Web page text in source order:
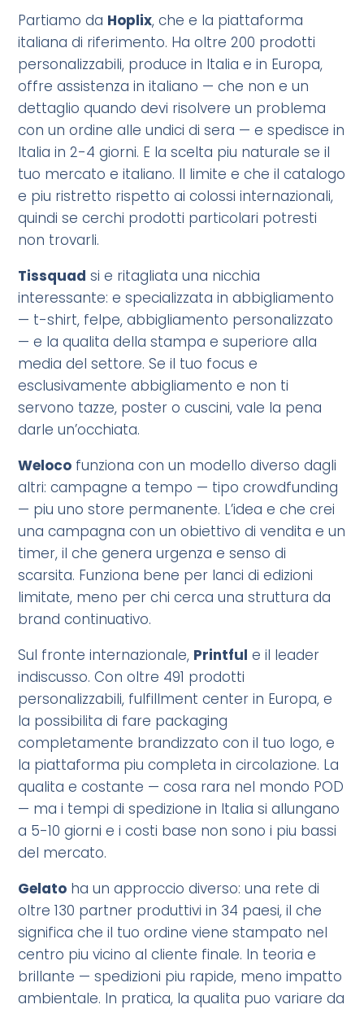
Partiamo da Hoplix, che e la piattaforma
italiana di riferimento. Ha oltre 200 prodotti
personalizzabili, produce in Italia e in Europa,
offre assistenza in italiano — che non e un
dettaglio quando devi risolvere un problema
con un ordine alle undici di sera — e spedisce in
Italia in 2-4 giorni. E la scelta piu naturale se il
tuo mercato e italiano. Il limite e che il catalogo
e piu ristretto rispetto ai colossi internazionali,
quindi se cerchi prodotti particolari potresti
non trovarli.
Tissquad si e ritagliata una nicchia
interessante: e specializzata in abbigliamento
— t-shirt, felpe, abbigliamento personalizzato
— e la qualita della stampa e superiore alla
media del settore. Se il tuo focus e
esclusivamente abbigliamento e non ti
servono tazze, poster o cuscini, vale la pena
darle un’occhiata.
Weloco funziona con un modello diverso dagli
altri: campagne a tempo — tipo crowdfunding
— piu uno store permanente. L’idea e che crei
una campagna con un obiettivo di vendita e un
timer, il che genera urgenza e senso di
scarsita. Funziona bene per lanci di edizioni
limitate, meno per chi cerca una struttura da
brand continuativo.
Sul fronte internazionale, Printful e il leader
indiscusso. Con oltre 491 prodotti
personalizzabili, fulfillment center in Europa, e
la possibilita di fare packaging
completamente brandizzato con il tuo logo, e
la piattaforma piu completa in circolazione. La
qualita e costante — cosa rara nel mondo POD
— ma i tempi di spedizione in Italia si allungano
a 5-10 giorni e i costi base non sono i piu bassi
del mercato.
Gelato ha un approccio diverso: una rete di
oltre 130 partner produttivi in 34 paesi, il che
significa che il tuo ordine viene stampato nel
centro piu vicino al cliente finale. In teoria e
brillante — spedizioni piu rapide, meno impatto
ambientale. In pratica, la qualita puo variare da